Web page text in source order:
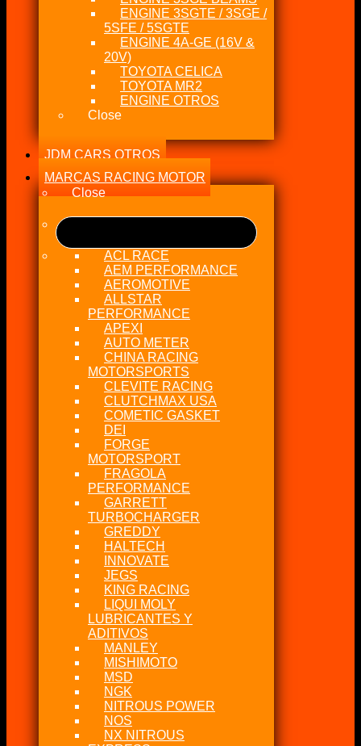
ENGINE 3SGTE / 3SGE /
5SFE / 5SGTE
ENGINE 4A-GE (16V &
20V)
TOYOTA CELICA
TOYOTA MR2
ENGINE OTROS
Close
JDM CARS OTROS
MARCAS RACING MOTOR
Close
ACL RACE
AEM PERFORMANCE
AEROMOTIVE
ALLSTAR
PERFORMANCE
APEXI
AUTO METER
CHINA RACING
MOTORSPORTS
CLEVITE RACING
CLUTCHMAX USA
COMETIC GASKET
DEI
FORGE
MOTORSPORT
FRAGOLA
PERFORMANCE
GARRETT
TURBOCHARGER
GREDDY
HALTECH
INNOVATE
JEGS
KING RACING
LIQUI MOLY
LUBRICANTES Y
ADITIVOS
MANLEY
MISHIMOTO
MSD
NGK
NITROUS POWER
NOS
NX NITROUS